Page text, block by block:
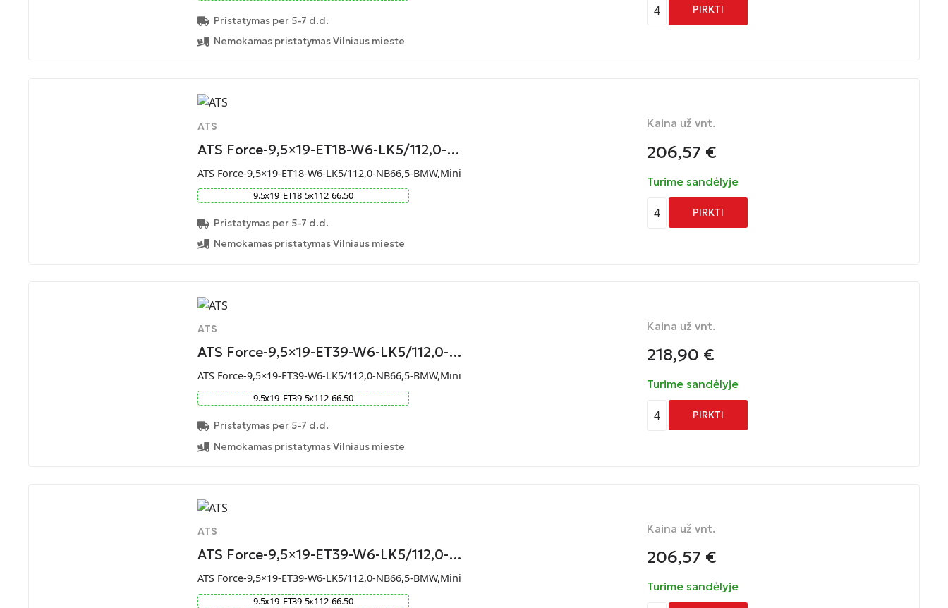
Pristatymas per 5-7 d.d.
Nemokamas pristatymas Vilniaus mieste
4 PIRKTI
ATS
ATS Force-9,5×19-ET18-W6-LK5/112,0-…
ATS Force-9,5×19-ET18-W6-LK5/112,0-NB66,5-BMW,Mini
9.5x19 ET18 5x112 66.50
Pristatymas per 5-7 d.d.
Nemokamas pristatymas Vilniaus mieste
Kaina už vnt.
206,57 €
Turime sandėlyje
4 PIRKTI
ATS
ATS Force-9,5×19-ET39-W6-LK5/112,0-…
ATS Force-9,5×19-ET39-W6-LK5/112,0-NB66,5-BMW,Mini
9.5x19 ET39 5x112 66.50
Pristatymas per 5-7 d.d.
Nemokamas pristatymas Vilniaus mieste
Kaina už vnt.
218,90 €
Turime sandėlyje
4 PIRKTI
ATS
ATS Force-9,5×19-ET39-W6-LK5/112,0-…
ATS Force-9,5×19-ET39-W6-LK5/112,0-NB66,5-BMW,Mini
9.5x19 ET39 5x112 66.50
Kaina už vnt.
206,57 €
Turime sandėlyje